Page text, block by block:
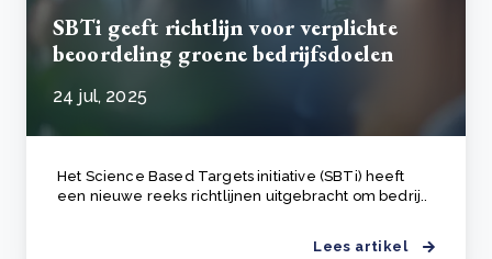
SBTi geeft richtlijn voor verplichte
beoordeling groene bedrijfsdoelen
24 jul, 2025
Het Science Based Targets initiative (SBTi) heeft
een nieuwe reeks richtlijnen uitgebracht om bedrij..
Lees artikel